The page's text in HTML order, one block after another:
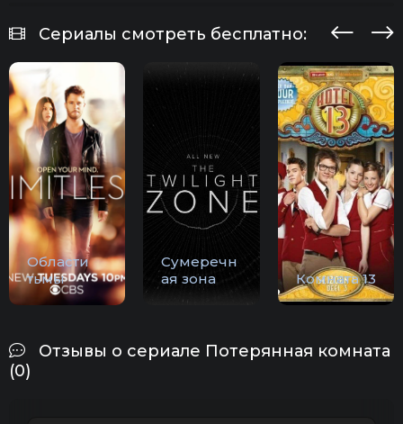
Сериалы смотреть бесплатно:
Области
тьмы
Сумеречн
ая зона
Комната 13
Отзывы о сериале Потерянная комната
(0)